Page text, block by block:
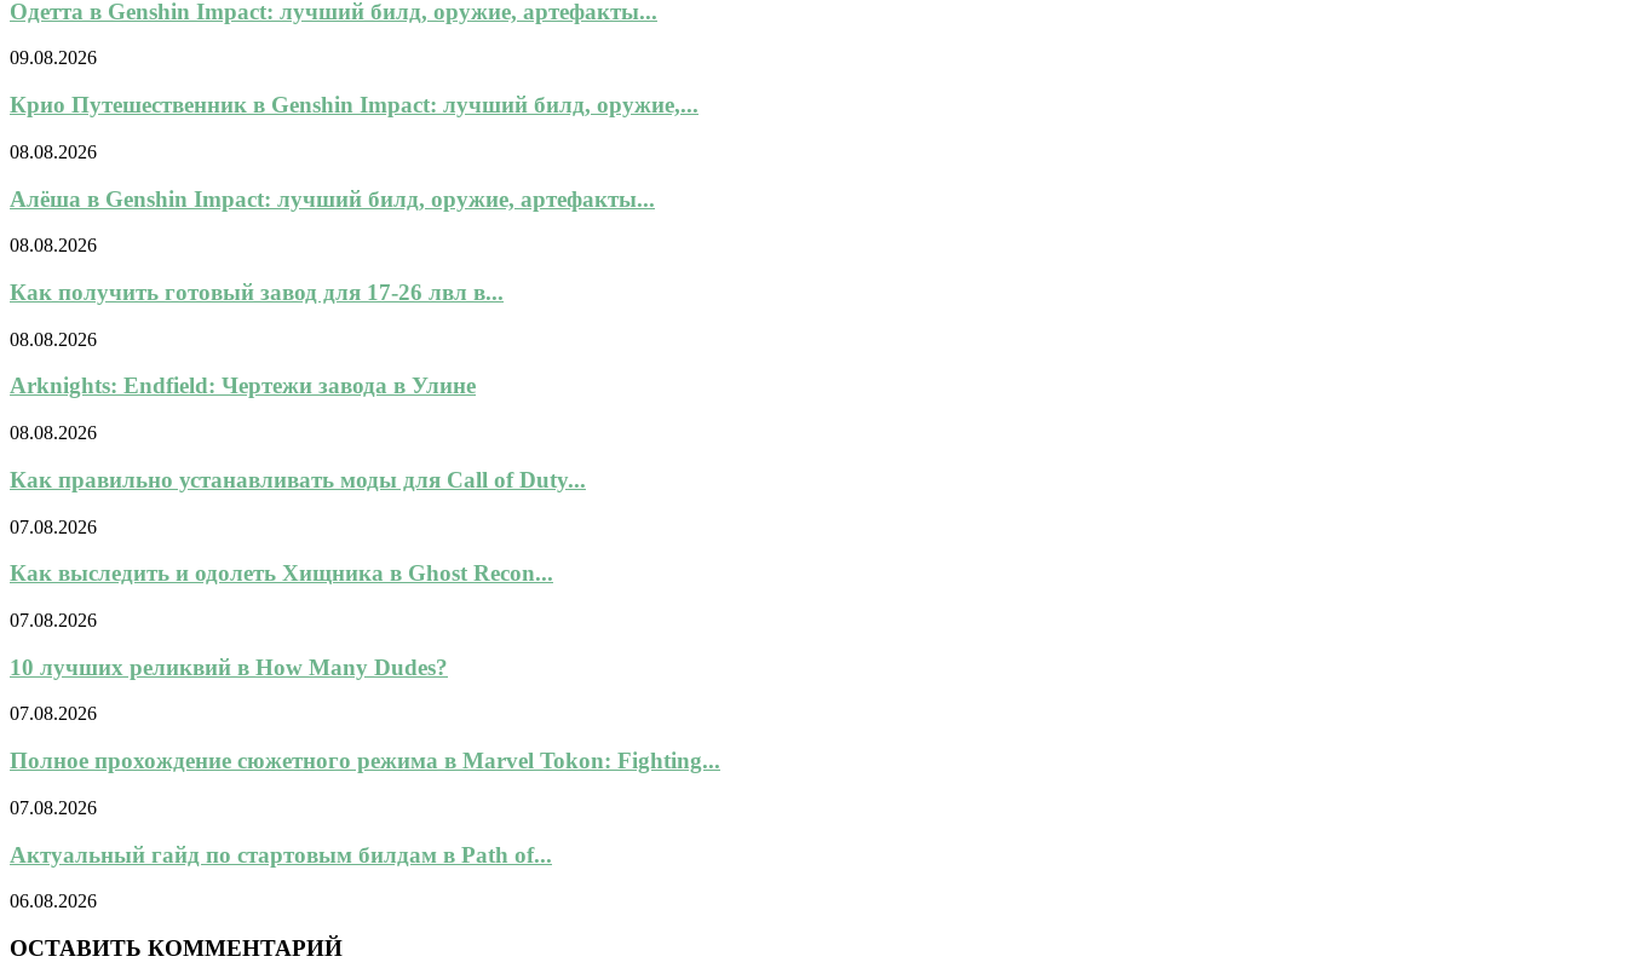
Одетта в Genshin Impact: лучший билд, оружие, артефакты...
09.08.2026
Крио Путешественник в Genshin Impact: лучший билд, оружие,...
08.08.2026
Алёша в Genshin Impact: лучший билд, оружие, артефакты...
08.08.2026
Как получить готовый завод для 17-26 лвл в...
08.08.2026
Arknights: Endfield: Чертежи завода в Улине
08.08.2026
Как правильно устанавливать моды для Call of Duty...
07.08.2026
Как выследить и одолеть Хищника в Ghost Recon...
07.08.2026
10 лучших реликвий в How Many Dudes?
07.08.2026
Полное прохождение сюжетного режима в Marvel Tokon: Fighting...
07.08.2026
Актуальный гайд по стартовым билдам в Path of...
06.08.2026
ОСТАВИТЬ КОММЕНТАРИЙ